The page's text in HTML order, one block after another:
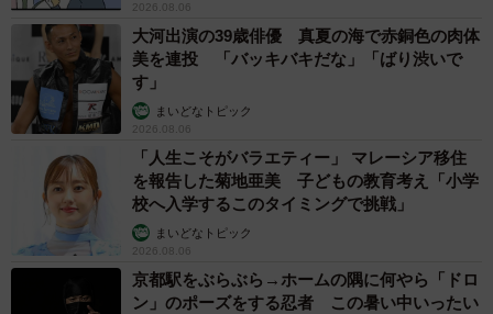
2026.08.06
大河出演の39歳俳優 真夏の海で赤銅色の肉体
美を連投 「バッキバキだな」「ばり渋いで
す」
まいどなトピック
2026.08.06
「人生こそがバラエティー」 マレーシア移住
を報告した菊地亜美 子どもの教育考え「小学
校へ入学するこのタイミングで挑戦」
まいどなトピック
2026.08.06
京都駅をぶらぶら→ホームの隅に何やら「ドロ
ン」のポーズをする忍者 この暑い中いったい